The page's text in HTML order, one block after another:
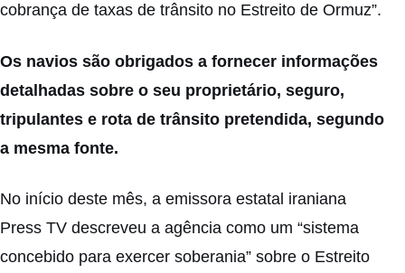
cobrança de taxas de trânsito no Estreito de Ormuz”.
Os navios são obrigados a fornecer informações
detalhadas sobre o seu proprietário, seguro,
tripulantes e rota de trânsito pretendida, segundo
a mesma fonte.
No início deste mês, a emissora estatal iraniana
Press TV descreveu a agência como um “sistema
concebido para exercer soberania” sobre o Estreito